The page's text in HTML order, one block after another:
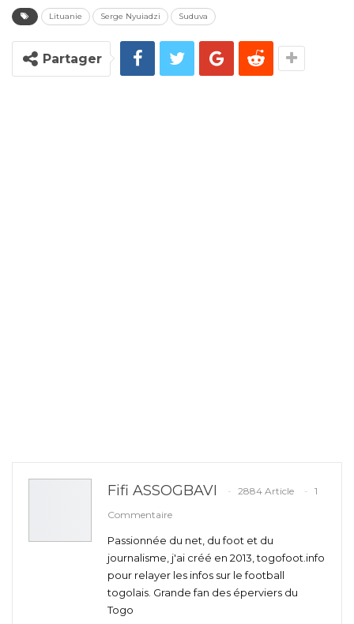
Lituanie Serge Nyuiadzi Suduva
Partager
Fifi ASSOGBAVI 2884 Article
1
Commentaire
Passionnée du net, du foot et du
journalisme, j'ai créé en 2013, togofoot.info
pour relayer les infos sur le football
togolais. Grande fan des éperviers du
Togo